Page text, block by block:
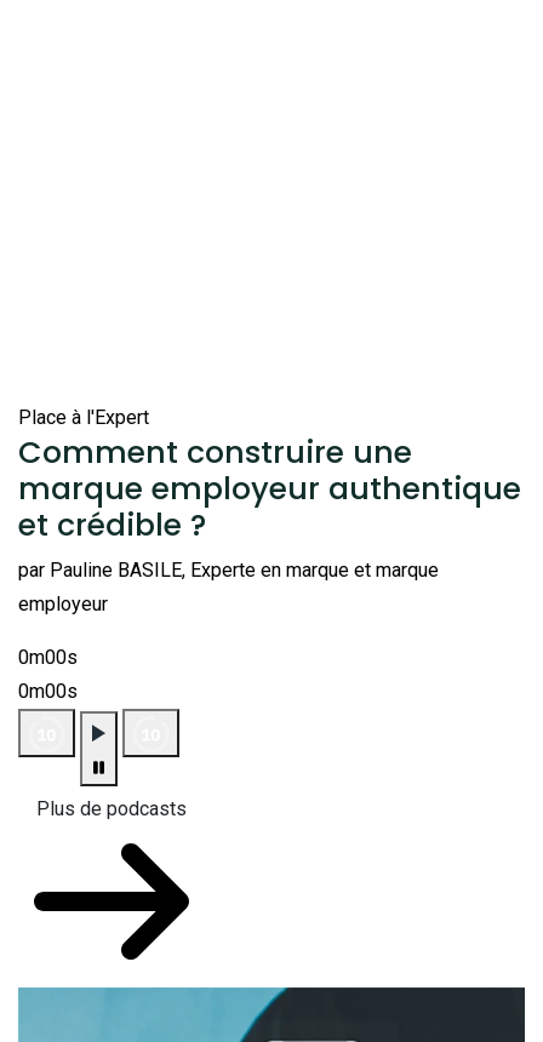
Place à l'Expert
Comment construire une
marque employeur authentique
et crédible ?
par Pauline BASILE, Experte en marque et marque
employeur
0m00s
0m00s
Plus de podcasts